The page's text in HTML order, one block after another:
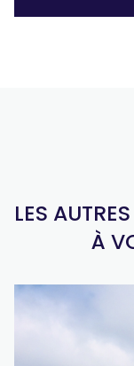
LES
À